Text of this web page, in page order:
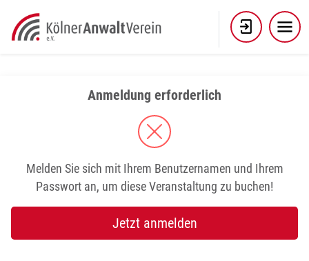
content
Anmeldung erforderlich
Melden Sie sich mit Ihrem Benutzernamen und Ihrem
Passwort an, um diese Veranstaltung zu buchen!
Jetzt anmelden